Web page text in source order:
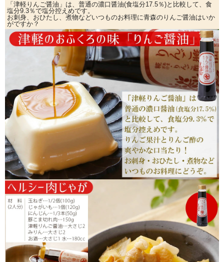
「津軽りんご醤油」は、普通の濃口醤油(食塩分17.5％)と比較して、食
塩分9.3％で塩分控えめです。
お刺身、おひたし、煮物などいつものお料理に青森のりんご醤油はいか
がですか？